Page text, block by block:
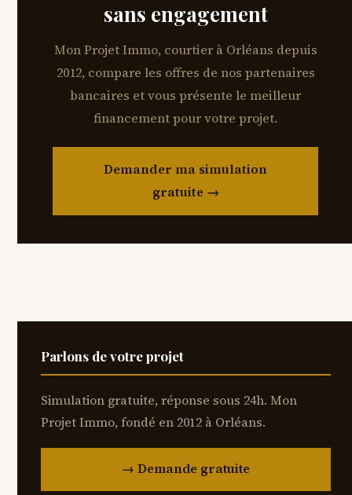
sans engagement
Mon Projet Immo, courtier à Orléans depuis
2012, compare les offres de nos partenaires
bancaires et vous présente le meilleur
financement pour votre projet.
Demander ma simulation
gratuite →
Parlons de votre projet
Simulation gratuite, réponse sous 24h. Mon
Projet Immo, fondé en 2012 à Orléans.
→ Demande gratuite